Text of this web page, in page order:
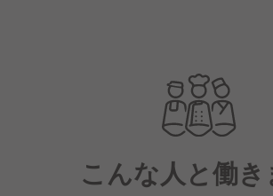
インに使用し、高品質な肉はもちろ
高級感のあるエレガントでお洒落な
の制服、照明に至るまでこだわりエ
込んだ新たなコンセプト確立してい
業界の概念にとらわれない、唯一無
こんな人と働き